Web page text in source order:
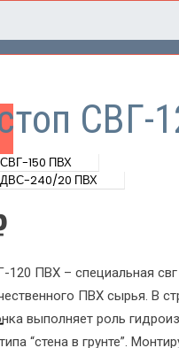
СВГ-
СВГ-150 ПВХ
ДВС-240/20 ПВХ
120 ПВХ – специальная
ПВХ сырья. В
выполняет роль
“стена в грунте”.